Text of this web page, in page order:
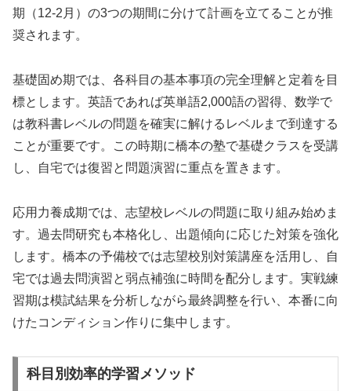
期（12-2月）の3つの期間に分けて計画を立てることが推
奨されます。
基礎固め期では、各科目の基本事項の完全理解と定着を目
標とします。英語であれば英単語2,000語の習得、数学で
は教科書レベルの問題を確実に解けるレベルまで到達する
ことが重要です。この時期に橋本の塾で基礎クラスを受講
し、自宅では復習と問題演習に重点を置きます。
応用力養成期では、志望校レベルの問題に取り組み始めま
す。過去問研究も本格化し、出題傾向に応じた対策を強化
します。橋本の予備校では志望校別対策講座を活用し、自
宅では過去問演習と弱点補強に時間を配分します。実戦練
習期は模試結果を分析しながら最終調整を行い、本番に向
けたコンディション作りに集中します。
科目別効率的学習メソッド